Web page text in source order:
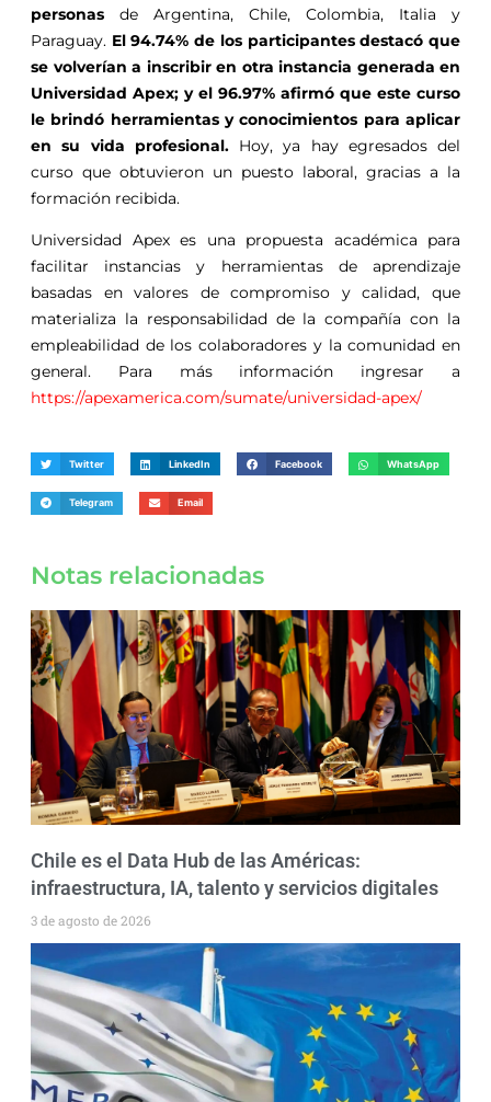
personas de Argentina, Chile, Colombia, Italia y
Paraguay. El 94.74% de los participantes destacó que
se volverían a inscribir en otra instancia generada en
Universidad Apex; y el 96.97% afirmó que este curso
le brindó herramientas y conocimientos para aplicar
en su vida profesional.Hoy, ya hay egresados del
curso que obtuvieron un puesto laboral, gracias a la
formación recibida.
Universidad Apex es una propuesta académica para
facilitar instancias y herramientas de aprendizaje
basadas en valores de compromiso y calidad, que
materializa la responsabilidad de la compañía con la
empleabilidad de los colaboradores y la comunidad en
general. Para más información ingresar a
https://apexamerica.com/sumate/universidad-apex/
Twitter LinkedIn Facebook WhatsApp
Telegram Email
Notas relacionadas
Chile es el Data Hub de las Américas:
infraestructura, IA, talento y servicios digitales
3 de agosto de 2026